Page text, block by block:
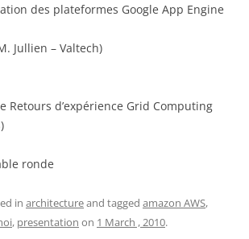
des plateformes Google App Engine
Jullien – Valtech)
Retours d’expérience Grid Computing
ronde
in architectureand tagged amazon AWS,
, presentation on 1 March , 2010.